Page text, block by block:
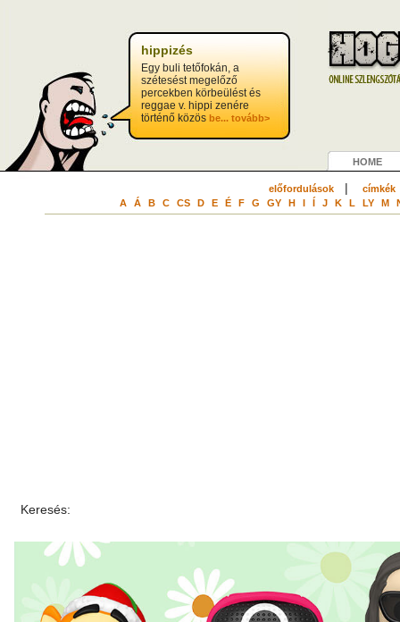
hippizés
Egy buli tetőfokán, a
szétesést megelőző
percekben körbeülést és
reggae v. hippi zenére
történő közös be... tovább>
HOME
előfordulások| címkék
A Á B C CS D E É F G GY H I Í J K L LY M
Keresés: